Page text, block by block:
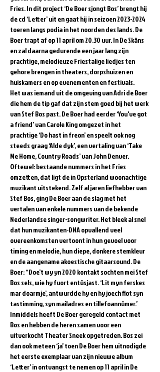
Fries. In dit project ‘De Boer sjongt Bos’ brengt hij
de cd ‘Letter’ uit en gaat hij in seizoen 2023-2024
toeren langs podia in het noorden des lands. De
Boer trapt af op 11 april om 20.30 uur. In De Skâns
en zal daarna gedurende een jaar lang zijn
prachtige, melodieuze Friestalige liedjes ten
gehore brengen in theaters, dorpshuizen en
huiskamers en op evenementen en festivals.
Het was iemand uit de omgeving van Adri de Boer
die hem de tip gaf dat zijn stem goed bij het werk
van Stef Bos past. De Boer had eerder ‘You've got
a friend’ van Carole King omgezet in het
prachtige ‘Do hast in freon’ en speelt ook nog
steeds graag ‘Alde dyk’, een vertaling van ‘Take
Me Home, Country Roads’ van John Denver.
Oftewel: bestaande nummers in het Fries
omzetten, dat ligt de in Opsterland woonachtige
muzikant uitstekend. Zelf al jaren liefhebber van
Stef Bos, ging De Boer aan de slag met het
vertalen van enkele nummers van de bekende
Nederlandse singer-songwriter. Het bleek al snel
dat hun muzikanten-DNA opvallend veel
overeenkomsten vertoont in hun gevoel voor
timing en melodie, hun diepe, donkere stemkleur
en de aangename akoestische gitaarsound. De
Boer: “Doe’t wy yn 2020 kontakt sochten mei Stef
Bos sels, wie hy fuort entûsjast. ‘Lit myn ferskes
mar doarmje’, antwurdde hy en hy joech flot syn
tastimming, syn mailadres en tillefoannûmer.’
Inmiddels heeft De Boer geregeld contact met
Bos en hebben de heren samen voor een
uitverkocht Theater Sneek opgetreden. Bos zei
dan ook meteen ‘ja’ toen De Boer hem uitnodigde
het eerste exemplaar van zijn nieuwe album
‘Letter’ in ontvangst te nemen op 11 april in De